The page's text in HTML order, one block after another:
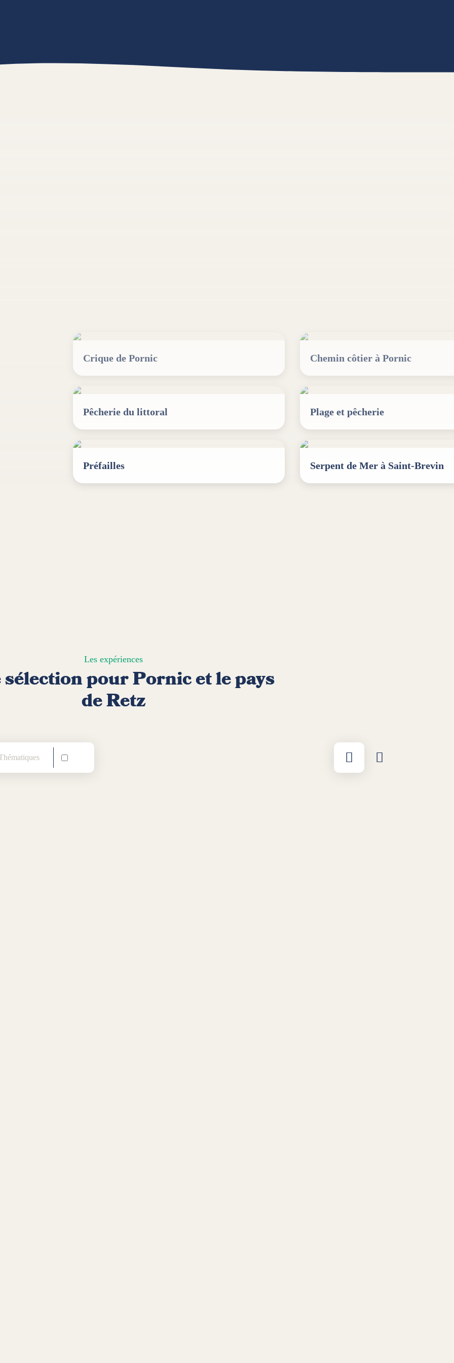
Crique de Pornic Chemin côtier à Pornic
Pêcherie du littoral Plage et pêcherie
Préfailles Serpent de Mer à Saint-Brevin
Les expériences
pour Pornic et le pays
de Retz
Sans voiture
Afficher par liste